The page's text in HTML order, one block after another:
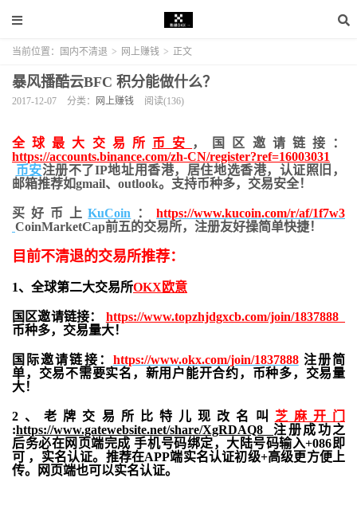
当前位置： 国内不清退 > 网上赚钱 > 正文
暴风播酷云BFC 积分能做什么？
2017-12-07 分类： 网上赚钱 阅读(136)
全球最大交易所 币安
，国区邀请链接：
https://accounts.binance.com/zh-CN/register?ref=16003031
币安注册不了IP地址用香港，居住地选香港，认证照旧，
邮箱推荐如gmail、outlook。支持币种多，交易安全！
买好币上KuCoin ：https://www.kucoin.com/r/af/1f7w3
CoinMarketCap前五的交易所，注册友好操简单快捷！
目前不清退的交易所推荐：
1、全球第二大交易所OKX欧意
国区邀请链接： https://www.topzhjdgxcb.com/join/1837888
币种多，交易量大！
国际邀请链接： https://www.okx.com/join/1837888注册简
单，交易不需要实名，新用户能开合约， 币种多，交易量
大！
2、老牌交易所比特儿现改名叫 芝麻开门
:https://www.gatewebsite.net/share/XgRDAQ8 注册成功之
后务必在网页端完成 手机号码绑定，大陆号码输入+086即
可 ，实名认证。推荐在APP端实名认证初级+高级更方便上
传。网页端也可以实名认证。